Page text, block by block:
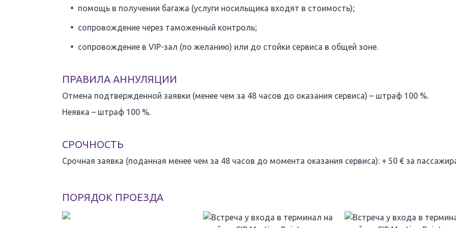
помощь в получении багажа (услуги носильщика входят в стоимость);
сопровождение через таможенный контроль;
сопровождение в VIP-зал (по желанию) или до стойки сервиса в общей зоне.
ПРАВИЛА АННУЛЯЦИИ
Отмена подтвержденной заявки (менее чем за 48 часов до оказания сервиса) – штраф 100 %.
Неявка – штраф 100 %.
СРОЧНОСТЬ
Срочная заявка (поданная менее чем за 48 часов до момента оказания сервиса): + 50 € за
ПОРЯДОК ПРОЕЗДА